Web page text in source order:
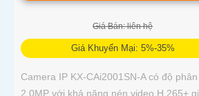
Giá Bán: liên hệ
Giá Khuyến Mại: 5%-35%
Camera IP KX-CAi2001SN-A có độ
2.0MP với khả năng nén video H.265+